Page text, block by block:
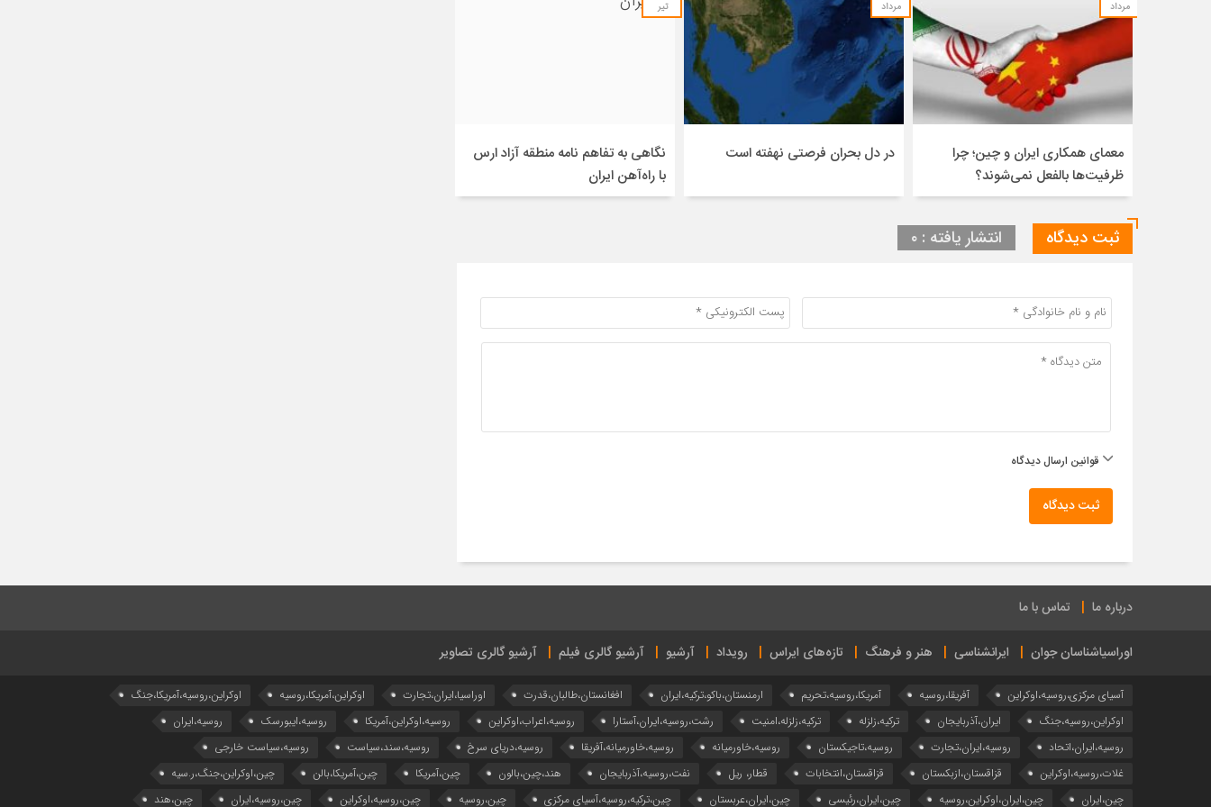
مرداد
معمای همکاری ایران و چین؛ چرا
ظرفیت‌ها بالفعل نمی‌شوند؟
مرداد
در دل بحران فرصتی نهفته است
تیر
نگاهی به تفاهم نامه منطقه آزاد ارس
با راه‌آهن ایران
ثبت دیدگاه انتشار یافته : ۰
قوانین ارسال دیدگاه
ثبت دیدگاه
درباره ما تماس با ما
اوراسیاشناسان جوان ایرانشناسی هنر و فرهنگ تازه‌های ایراس رویداد آرشیو آرشیو گالری فیلم آرشیو گالری تصاویر
آسیای مرکزی،روسیه،اوکراین آفریقا،روسیه آمریکا،روسیه،تحریم ارمنستان،باکو،ترکیه،ایران افغانستان،طالبان،قدرت اوراسیا،ایران،تجارت اوکراین،آمریکا،روسیه
اوکراین،روسیه،آمریکا،جنگ
اوکراین،روسیه،جنگ
ایران،آذربایجان ترکیه،زلزله ترکیه،زلزله،امنیت رشت،روسیه،ایران،آستارا روسیه،اعراب،اوکراین روسیه،اوکراین،آمریکا روسیه،ایبورسک
روسیه،ایران
روسیه،ایران،اتحاد
روسیه،ایران،تجارت روسیه،تاجیکستان روسیه،خاورمیانه روسیه،خاورمیانه،آفریقا روسیه،دریای سرخ روسیه،سند،سیاست
روسیه،سیاست خارجی
غلات،روسیه،اوکراین
قزاقستان،ازبکستان قزاقستان،انتخابات قطار، ریل نفت،روسیه،آذربایجان هند،چین،بالون چین،آمریکا چین،آمریکا،بالن
چین،اوکراین،جنگ،ر.سیه
چین،ایران
چین،ایران،اوکراین،روسیه چین،ایران،رئیسی چین،ایران،عربستان چین،ترکیه،روسیه،آسیای مرکزی چین،روسیه چین،روسیه،اوکراین چین،روسیه،ایران چین،هند